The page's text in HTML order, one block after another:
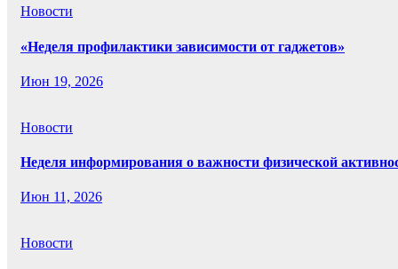
Новости
«Неделя профилактики зависимости от гаджетов»
Июн 19, 2026
Новости
Неделя информирования о важности физической
Июн 11, 2026
Новости